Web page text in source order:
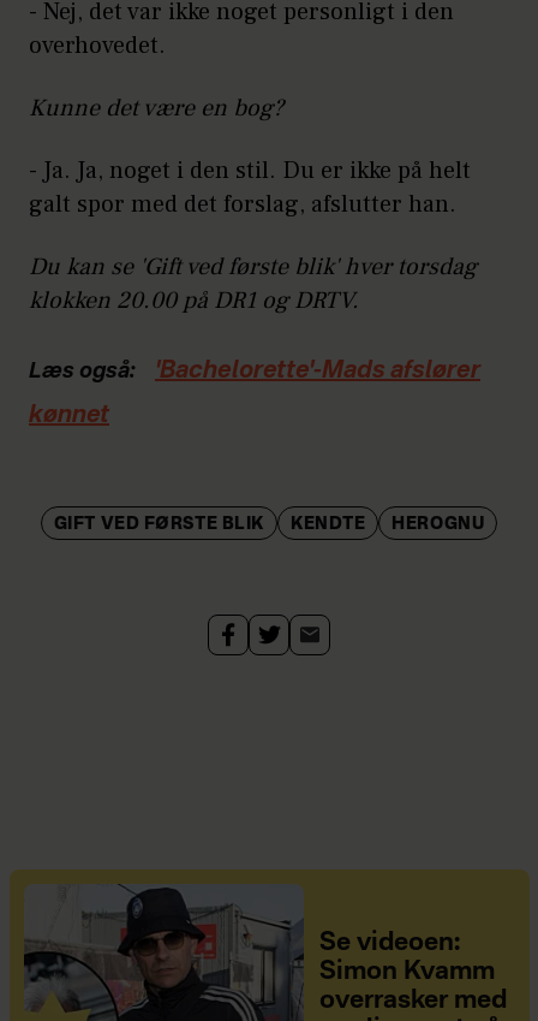
- Nej, det var ikke noget personligt i den
overhovedet.
Kunne det være en bog?
- Ja. Ja, noget i den stil. Du er ikke på helt
galt spor med det forslag, afslutter han.
Du kan se 'Gift ved første blik' hver torsdag
klokken 20.00 på DR1 og DRTV.
Læs også:
'Bachelorette'-Mads afslører
kønnet
GIFT VED FØRSTE BLIK KENDTE HEROGNU
Se videoen:
Simon Kvamm
overrasker med